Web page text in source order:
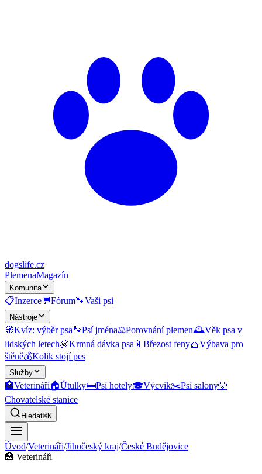
dogslife.cz
PlemenaMagazín
Komunita
📋Inzerce💬Fórum🐾Vaši psi
Nástroje
🧭Kvíz: výběr psa🐾Psí jména⚖️Porovnání plemen🕰️Věk psa v
lidských letech🍖Krmná dávka psa 🍼 Březost feny🧺Výbava pro
štěně💰Kolik stojí pes
Služby
🏥Veterináři🏠Útulky🛏️Psí hotely🎓Výcvik✂️Psí salony🐶
Chovatelské stanice
Hledat⌘K
Úvod/Veterináři/Jihočeský kraj/České Budějovice
🏥 Veterináři